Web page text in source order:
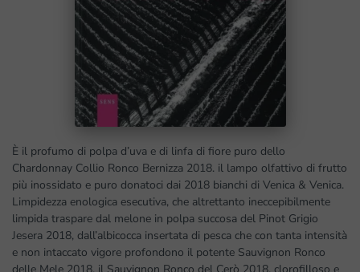
È il profumo di polpa d’uva e di linfa di fiore puro dello
Chardonnay Collio Ronco Bernizza 2018. il lampo olfattivo di frutto
più inossidato e puro donatoci dai 2018 bianchi di Venica & Venica.
Limpidezza enologica esecutiva, che altrettanto ineccepibilmente
limpida traspare dal melone in polpa succosa del Pinot Grigio
Jesera 2018, dall’albicocca insertata di pesca che con tanta intensità
e non intaccato vigore profondono il potente Sauvignon Ronco